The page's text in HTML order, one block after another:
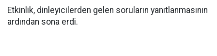
Etkinlik, dinleyicilerden gelen soruların yanıtlanmasının
ardından sona erdi.